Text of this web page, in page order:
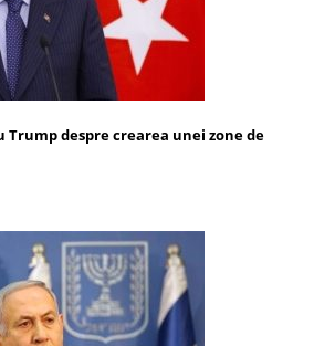
Trump despre crearea unei zone de